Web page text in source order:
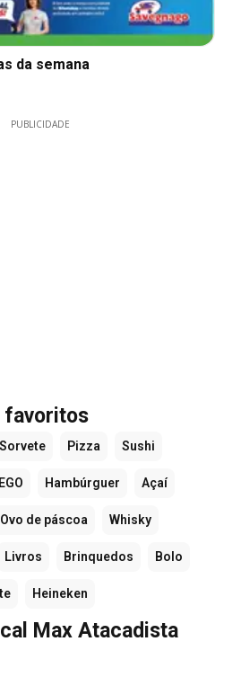
da semana
PUBLICIDADE
favoritos
Sorvete Pizza Sushi
Hambúrguer Açaí
Ovo de páscoa Whisky
Livros Brinquedos Bolo
Heineken
Max Atacadista